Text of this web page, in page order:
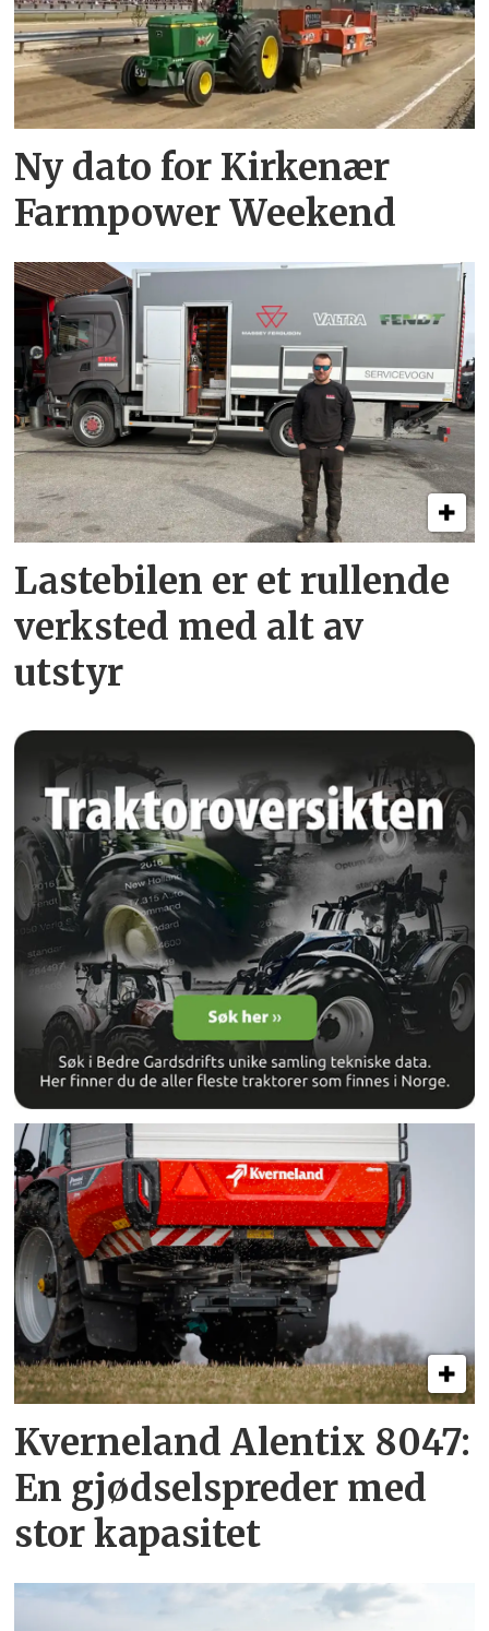
Ny dato for Kirkenær
Farmpower Weekend
Lastebilen er et rullende
verksted med alt av
utstyr
Kverneland Alentix 8047:
En gjødsel­spreder med
stor kapasitet